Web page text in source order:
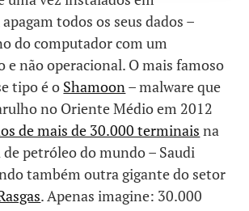
todos os seus dados –
do computador com um
e não operacional. O mais famoso
tipo é o Shamoon– malware que
no Oriente Médio em 2012
de mais de 30.000 terminais na
petróleo do mundo – Saudi
também outra gigante do setor
. Apenas imagine: 30.000